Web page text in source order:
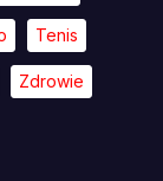
Tenis
Zdrowie